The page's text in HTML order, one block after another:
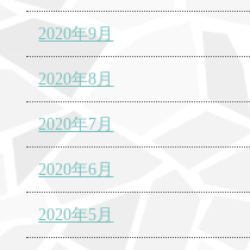
2020年9月
2020年8月
2020年7月
2020年6月
2020年5月